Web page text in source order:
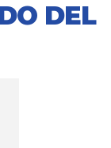
DEL